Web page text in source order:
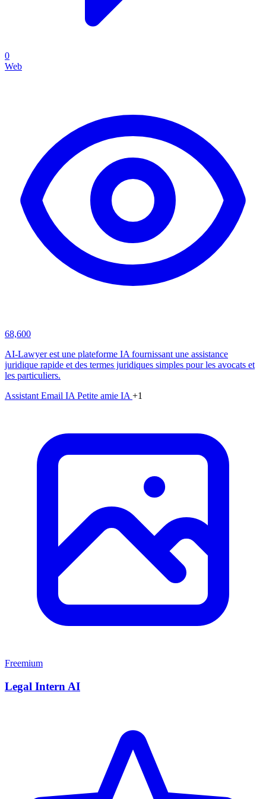
0
Web
68,600
AI-Lawyer est une plateforme IA fournissant une assistance
juridique rapide et des termes juridiques simples pour les avocats et
les particuliers.
Assistant Email IA Petite amie IA +1
Freemium
Legal Intern AI